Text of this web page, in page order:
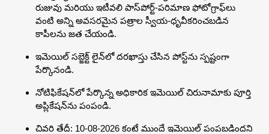
రుజువు మరియు ఇటీవలి పాస్‌పోర్ట్-పరిమాణ ఫోటోగ్రాఫ్‌లు
వంటి అన్ని అవసరమైన పత్రాల స్వీయ-ధృవీకరించబడిన
కాపీలను జత చేయండి.
ఇమెయిల్ సబ్జెక్ట్ లైన్‌లో దరఖాస్తు చేసిన పోస్ట్‌ను స్పష్టంగా
పేర్కొనండి.
నోటిఫికేషన్‌లో పేర్కొన్న అధికారిక ఇమెయిల్ చిరునామాకు పూర్తి
అప్లికేషన్‌ను పంపండి.
చివరి తేదీ: 10-08-2026 కంటే ముందే ఇమెయిల్ పంపబడిందని